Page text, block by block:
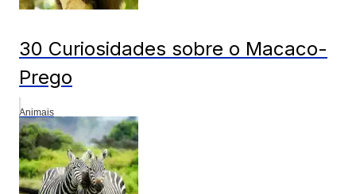
30 Curiosidades sobre o Macaco-
Prego
Animais